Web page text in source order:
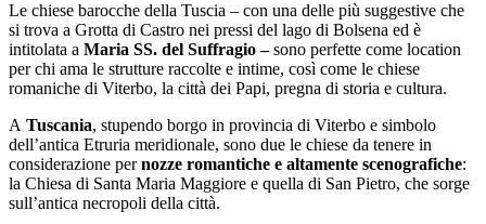
Le chiese barocche della Tuscia – con una delle più suggestive che
si trova a Grotta di Castro nei pressi del lago di Bolsena ed è
intitolata a Maria SS. del Suffragio –sono perfette come location
per chi ama le strutture raccolte e intime, così come le chiese
romaniche di Viterbo, la città dei Papi, pregna di storia e cultura.
A Tuscania, stupendo borgo in provincia di Viterbo e simbolo
dell’antica Etruria meridionale, sono due le chiese da tenere in
considerazione pernozze romantiche e altamente scenografiche:
la Chiesa di Santa Maria Maggiore e quella di San Pietro, che sorge
sull’antica necropoli della città.